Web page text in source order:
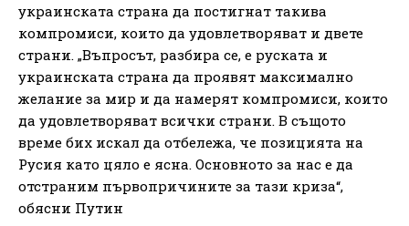
украинската страна да постигнат такива
компромиси, които да удовлетворяват и двете
страни. „Въпросът, разбира се, е руската и
украинската страна да проявят максимално
желание за мир и да намерят компромиси, които
да удовлетворяват всички страни. В същото
време бих искал да отбележа, че позицията на
Русия като цяло е ясна. Основното за нас е да
отстраним първопричините за тази криза“,
обясни Путин